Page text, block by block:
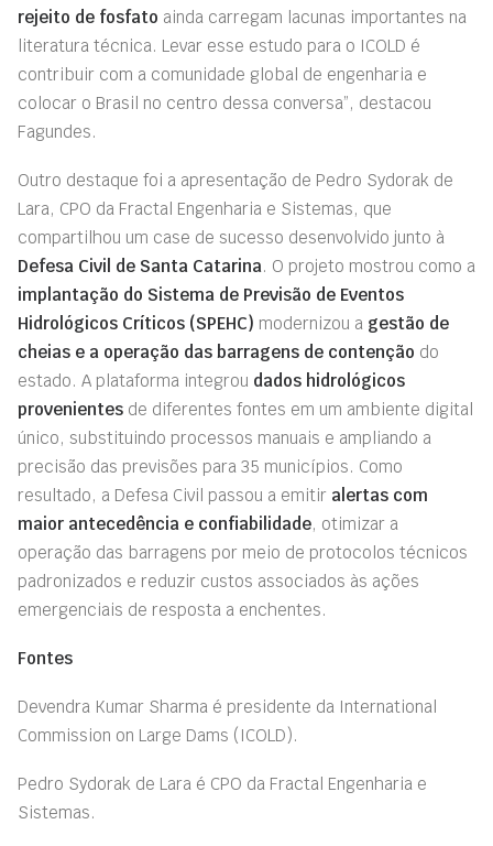
rejeito de fosfato ainda carregam lacunas importantes na
literatura técnica. Levar esse estudo para o ICOLD é
contribuir com a comunidade global de engenharia e
colocar o Brasil no centro dessa conversa”, destacou
Fagundes.
Outro destaque foi a apresentação de Pedro Sydorak de
Lara, CPO da Fractal Engenharia e Sistemas, que
compartilhou um case de sucesso desenvolvido junto à
Defesa Civil de Santa Catarina. O projeto mostrou como a
implantação do Sistema de Previsão de Eventos
Hidrológicos Críticos (SPEHC) modernizou a gestão de
cheias e a operação das barragens de contenção do
estado. A plataforma integrou dados hidrológicos
provenientes de diferentes fontes em um ambiente digital
único, substituindo processos manuais e ampliando a
precisão das previsões para 35 municípios. Como
resultado, a Defesa Civil passou a emitir alertas com
maior antecedência e confiabilidade, otimizar a
operação das barragens por meio de protocolos técnicos
padronizados e reduzir custos associados às ações
emergenciais de resposta a enchentes.
Fontes
Devendra Kumar Sharma é presidente da International
Commission on Large Dams (ICOLD).
Pedro Sydorak de Lara é CPO da Fractal Engenharia e
Sistemas.